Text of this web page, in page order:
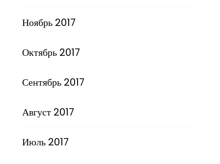
Ноябрь 2017
Октябрь 2017
Сентябрь 2017
Август 2017
Июль 2017